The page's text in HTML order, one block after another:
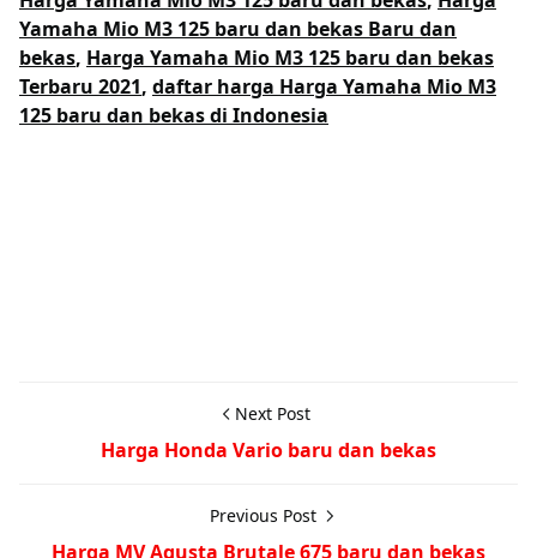
Yamaha Mio M3 125 baru dan bekas Baru dan
bekas, Harga Yamaha Mio M3 125 baru dan bekas
Terbaru 2021, daftar harga Harga Yamaha Mio M3
125 baru dan bekas di Indonesia
Next Post
Harga Honda Vario baru dan bekas
Previous Post
Harga MV Agusta Brutale 675 baru dan bekas